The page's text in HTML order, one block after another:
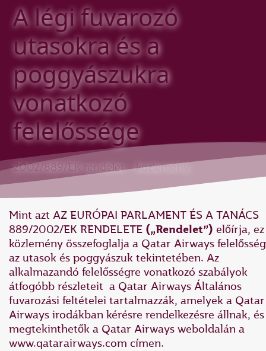
A légi fuvarozó
utasokra és a
poggyászukra
vonatkozó
felelőssége
2002/889/EK rendelet – közlemény
Mint azt AZ EURÓPAI PARLAMENT ÉS A TANÁCS
889/2002/EK RENDELETE („Rendelet”) előírja,
közlemény összefoglalja a Qatar Airways
az utasok és poggyászuk tekintetében. Az
alkalmazandó felelősségre vonatkozó szabályok
átfogóbb részleteit a Qatar Airways Általános
fuvarozási feltételei tartalmazzák, amelyek a Qatar
Airways irodákban kérésre rendelkezésre állnak, és
megtekinthetők a Qatar Airways weboldalán a
www.qatarairways.com címen.